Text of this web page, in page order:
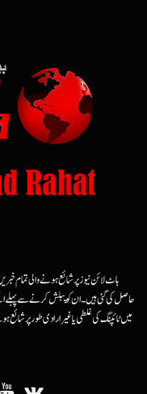
ہاٹ لائن نیوز پر شائع ہونے والی تمام
حاصل کی گئی ہیں۔ ان کو پبلش کرنے سے پہلے
میں ٹائپنگ کی غلطی یا غیرارادی طور پر شائع